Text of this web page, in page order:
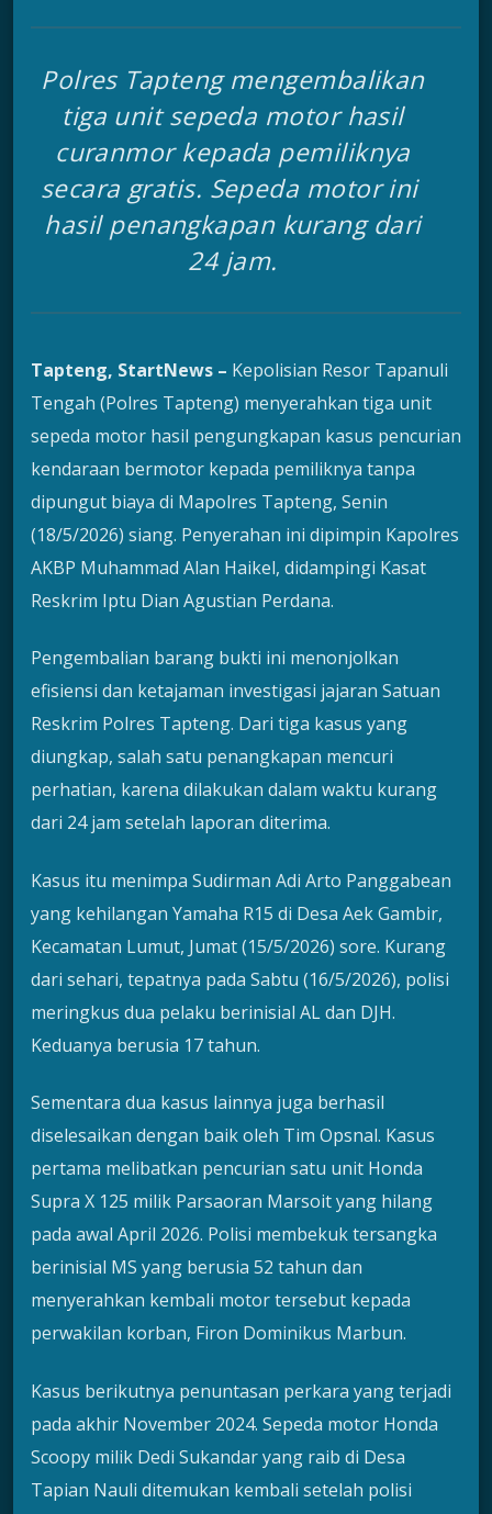
Polres Tapteng mengembalikan
tiga unit sepeda motor hasil
curanmor kepada pemiliknya
secara gratis. Sepeda motor ini
hasil penangkapan kurang dari
24 jam.
Tapteng, StartNews – Kepolisian Resor Tapanuli
Tengah (Polres Tapteng) menyerahkan tiga unit
sepeda motor hasil pengungkapan kasus pencurian
kendaraan bermotor kepada pemiliknya tanpa
dipungut biaya di Mapolres Tapteng, Senin
(18/5/2026) siang. Penyerahan ini dipimpin Kapolres
AKBP Muhammad Alan Haikel, didampingi Kasat
Reskrim Iptu Dian Agustian Perdana.
Pengembalian barang bukti ini menonjolkan
efisiensi dan ketajaman investigasi jajaran Satuan
Reskrim Polres Tapteng. Dari tiga kasus yang
diungkap, salah satu penangkapan mencuri
perhatian, karena dilakukan dalam waktu kurang
dari 24 jam setelah laporan diterima.
Kasus itu menimpa Sudirman Adi Arto Panggabean
yang kehilangan Yamaha R15 di Desa Aek Gambir,
Kecamatan Lumut, Jumat (15/5/2026) sore. Kurang
dari sehari, tepatnya pada Sabtu (16/5/2026), polisi
meringkus dua pelaku berinisial AL dan DJH.
Keduanya berusia 17 tahun.
Sementara dua kasus lainnya juga berhasil
diselesaikan dengan baik oleh Tim Opsnal. Kasus
pertama melibatkan pencurian satu unit Honda
Supra X 125 milik Parsaoran Marsoit yang hilang
pada awal April 2026. Polisi membekuk tersangka
berinisial MS yang berusia 52 tahun dan
menyerahkan kembali motor tersebut kepada
perwakilan korban, Firon Dominikus Marbun.
Kasus berikutnya penuntasan perkara yang terjadi
pada akhir November 2024. Sepeda motor Honda
Scoopy milik Dedi Sukandar yang raib di Desa
Tapian Nauli ditemukan kembali setelah polisi